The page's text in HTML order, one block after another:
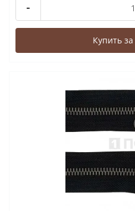
-
Купить за